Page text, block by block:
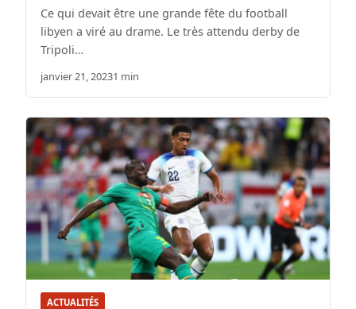
Ce qui devait être une grande fête du football
libyen a viré au drame. Le très attendu derby de
Tripoli…
janvier 21, 20231 min
ACTUALITÉS